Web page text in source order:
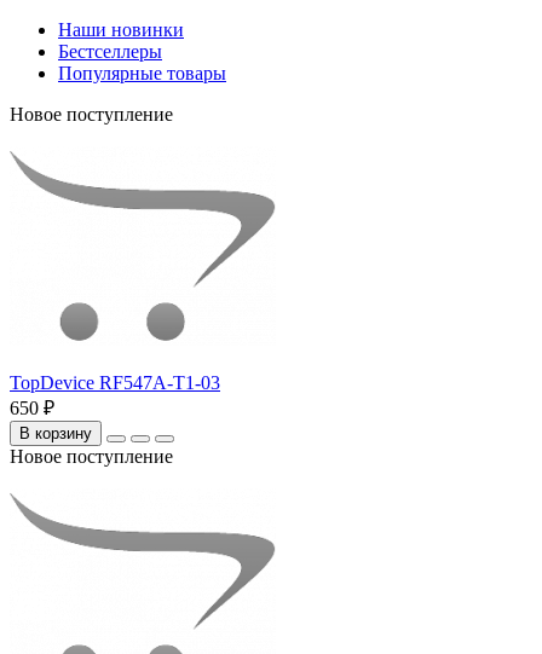
Наши новинки
Бестселлеры
Популярные товары
Новое поступление
TopDevice RF547A-T1-03
650 ₽
В корзину
Новое поступление